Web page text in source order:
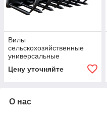
Вилы
сельскохозяйственные
универсальные
Цену уточняйте
О нас